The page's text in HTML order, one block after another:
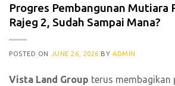
Progres Pembangunan Mutiara
Rajeg 2, Sudah Sampai Mana?
POSTED ON JUNE 26, 2026 BYADMIN
Vista Land Group terus membagikan